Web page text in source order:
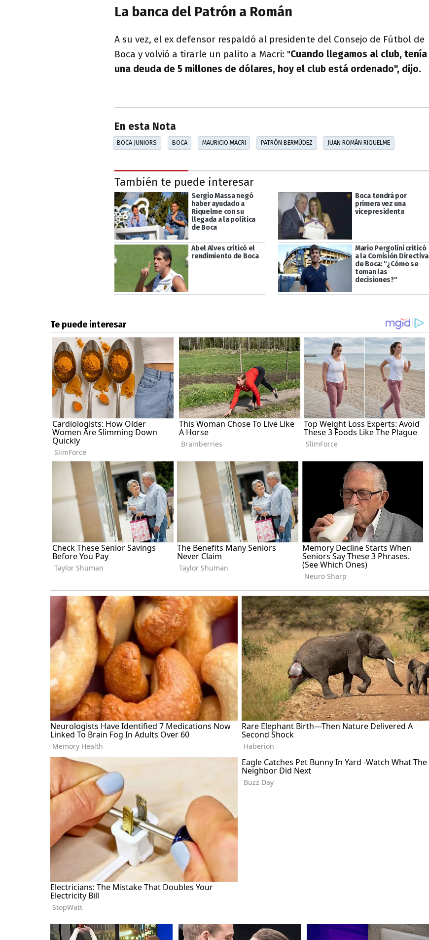
La banca del Patrón a Román
A su vez, el ex defensor respaldó al presidente del Consejo de Fútbol de
Boca y volvió a tirarle un palito a Macri: "Cuando llegamos al club, tenía
una deuda de 5 millones de dólares, hoy el club está ordenado", dijo.
En esta Nota
BOCA JUNIORS BOCA MAURICIO MACRI PATRÓN BERMÚDEZ JUAN ROMÁN RIQUELME
También te puede interesar
Sergio Massa negó
haber ayudado a
Riquelme con su
llegada a la política
de Boca
Boca tendrá por
primera vez una
vicepresidenta
Abel Alves criticó el
rendimiento de Boca
Mario Pergolini criticó
a la Comisión Directiva
de Boca: "¿Cómo se
toman las
decisiones?"